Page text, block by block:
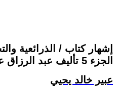
إشهار كتاب / الذرائعية
الجزء 5 تأليف عبد الرزاق عوده الغالبي
عبير خالد يحيي